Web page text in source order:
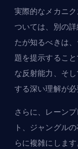
実際的なメカニ
ついては、別の
たが知るべきは
題を提示するこ
な反射能力、そ
する深い理解が必
さらに、レーン
ト、ジャングル
らに複雑にしま